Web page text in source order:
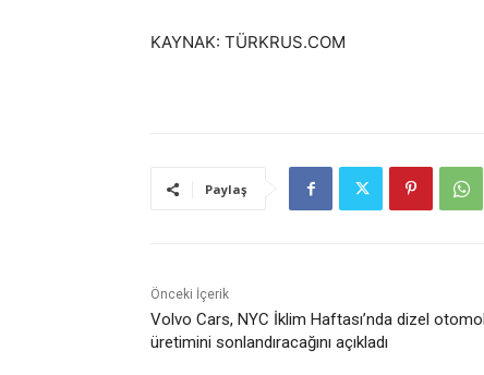
KAYNAK: TÜRKRUS.COM
Paylaş
Önceki İçerik
Volvo Cars, NYC İklim Haftası’nda dizel
üretimini sonlandıracağını açıkladı